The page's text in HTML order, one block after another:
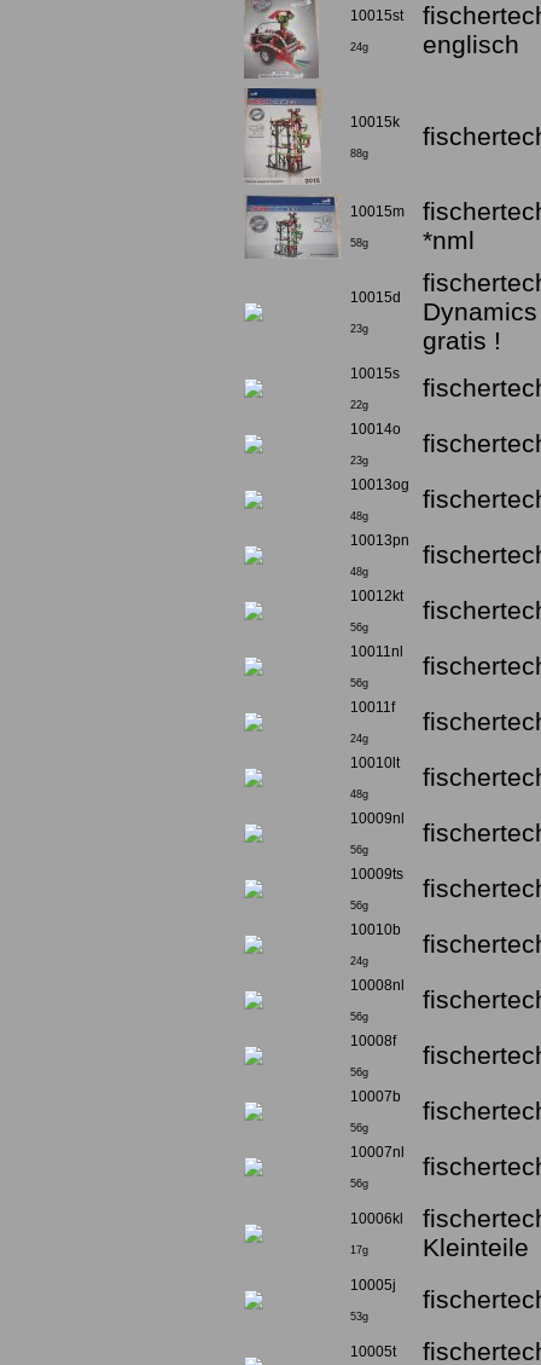
10015st
24g
englisch
10015k
88g
10015m
58g
*nml
10015d
23g
gratis !
10015s
22g
10014o
23g
10013og
48g
10013pn
48g
10012kt
56g
10011nl
56g
10011f
24g
10010lt
48g
10009nl
56g
10009ts
56g
10010b
24g
10008nl
56g
10008f
56g
10007b
56g
10007nl
56g
10006kl
17g
Kleinteile
10005j
53g
10005t